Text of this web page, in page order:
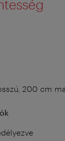
200 cm